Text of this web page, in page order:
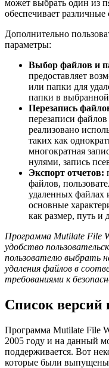
может выбрать один из
обеспечивает
Дополнительно
параметры:
Выбор файлов и
предоставляет
или папки для
папки в
Перезапись
перезаписи
реализовано
таких как
многократная
нулями, запись
Экспорт отчетов:
файлов,
удаленных файлах
основные
как размер, путь и
Программа Mutilate File
удобство
пользователю выбрать
удаления файлов в
требованиями к
Список версий
Программа Mutilate File
2005 году и на данный
поддерживается. Вот
которые были